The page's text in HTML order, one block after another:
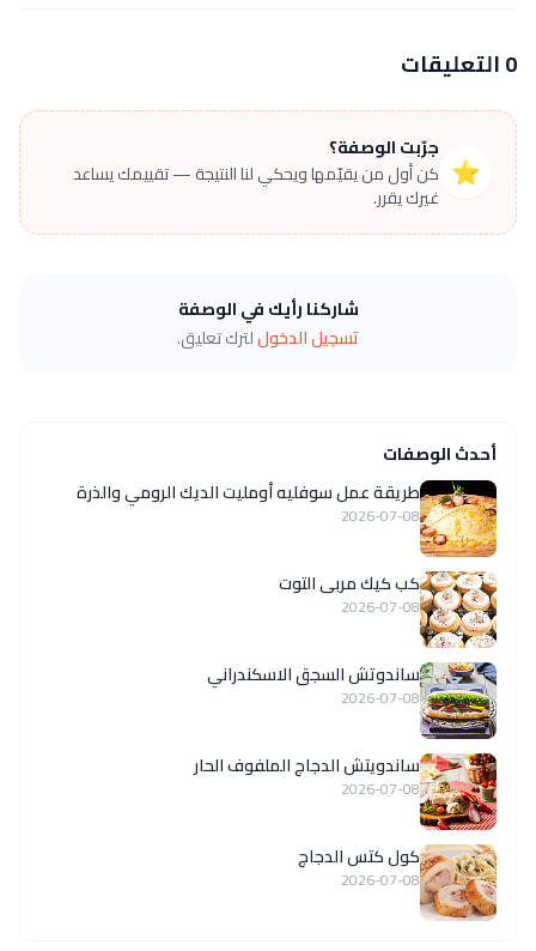
0 التعليقات
⭐
جرّبت الوصفة؟
كن أول من يقيّمها ويحكي لنا النتيجة — تقييمك يساعد
غيرك يقرر.
شاركنا رأيك في الوصفة
تسجيل الدخوللترك تعليق.
أحدث الوصفات
طريقة عمل سوفليه أومليت الديك الرومي والذرة
2026-07-08
كب كيك مربى التوت
2026-07-08
ساندوتش السجق الاسكندراني
2026-07-08
ساندويتش الدجاج الملفوف الحار
2026-07-08
كول كتس الدجاج
2026-07-08